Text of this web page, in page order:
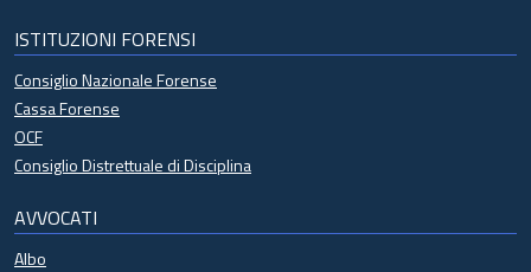
ISTITUZIONI FORENSI
Consiglio Nazionale Forense
Cassa Forense
OCF
Consiglio Distrettuale di Disciplina
AVVOCATI
Albo